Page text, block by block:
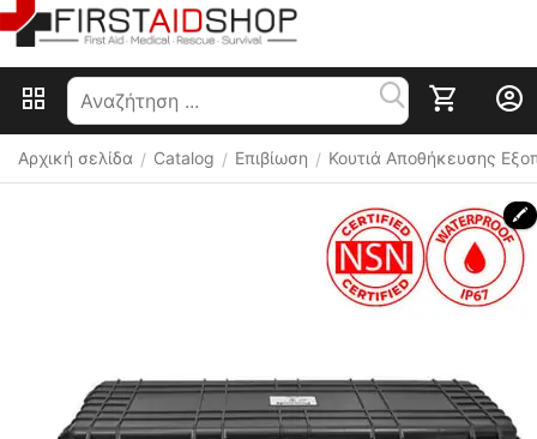
Αρχική σελίδα / Catalog / Επιβίωση / Κουτιά Αποθήκευσης
🖍